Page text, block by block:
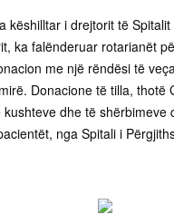
këshilltar i drejtorit të
ka falënderuar rotarianët
me një rëndësi të
Donacione të tilla, thotë
dhe të shërbimeve
nga Spitali i